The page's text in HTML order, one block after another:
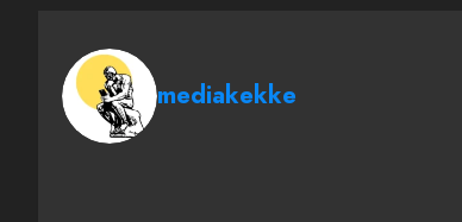
mediakekke